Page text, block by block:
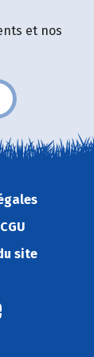
et nos
CGU
site